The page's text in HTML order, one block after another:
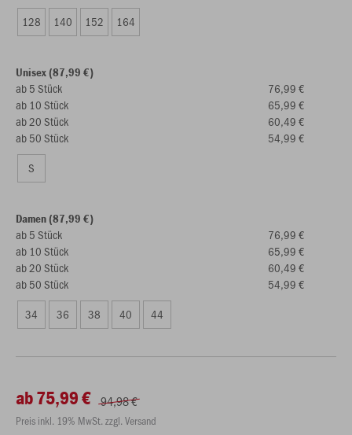
128
140 152 164
Unisex (87,99 €)
ab 5 Stück
76,99 €
ab 10 Stück
65,99 €
ab 20 Stück
60,49 €
ab 50 Stück
54,99 €
S
Damen (87,99 €)
ab 5 Stück
76,99 €
ab 10 Stück
65,99 €
ab 20 Stück
60,49 €
ab 50 Stück
54,99 €
34
36 38 40 44
ab 75,99 € 94,98 €
Preis inkl. 19% MwSt. zzgl. Versand